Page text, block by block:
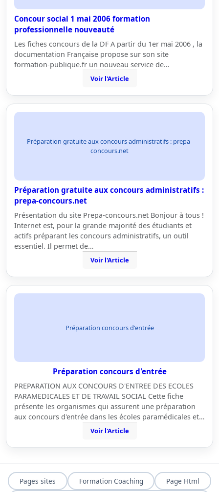
Concour social 1 mai 2006 formation
professionnelle nouveauté
Les fiches concours de la DF A partir du 1er mai 2006 , la
documentation Française propose sur son site
formation-publique.fr un nouveau service de…
Voir l'Article
Préparation gratuite aux concours administratifs : prepa-
concours.net
Préparation gratuite aux concours administratifs :
prepa-concours.net
Présentation du site Prepa-concours.net Bonjour à tous !
Internet est, pour la grande majorité des étudiants et
actifs préparant les concours administratifs, un outil
essentiel. Il permet de…
Voir l'Article
Préparation concours d'entrée
Préparation concours d'entrée
PREPARATION AUX CONCOURS D'ENTREE DES ECOLES
PARAMEDICALES ET DE TRAVAIL SOCIAL Cette fiche
présente les organismes qui assurent une préparation
aux concours d'entrée dans les écoles paramédicales et…
Voir l'Article
Pages sites Formation Coaching Page Html